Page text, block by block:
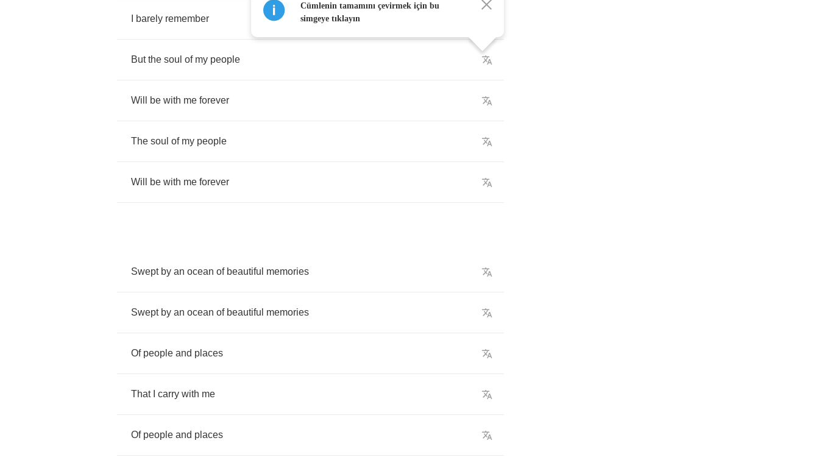
barely remember
But the soul of my people
Will be with me forever
The soul of my people
Will be with me forever
Swept by an ocean of beautiful memories
Swept by an ocean of beautiful memories
Of people and places
That carry with me
Of people and places
Cümlenin tamamını çevirmek için bu
simgeye tıklayın